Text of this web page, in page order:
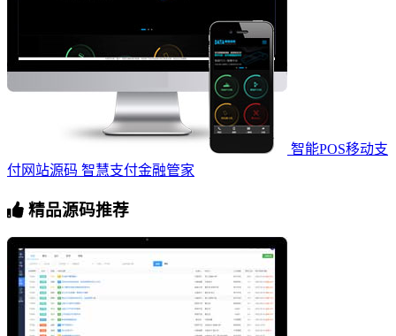
智能POS移动支
付网站源码 智慧支付金融管家
精品源码推荐